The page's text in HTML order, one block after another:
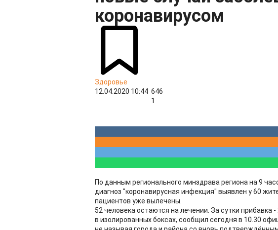
коронавирусом
Здоровье
12.04.2020 10:44 646
1
По данным регионального минздрава региона на 9
диагноз "коронавирусная инфекция" выявлен у 60
пациентов уже вылечены.
52 человека остаются на лечении. За сутки прибавка
в изолированных боксах, сообщил сегодня в 10.30